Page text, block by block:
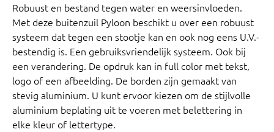
Robuust en bestand tegen water en weersinvloeden.
Met deze buitenzuil Pyloon beschikt u over een robuust
systeem dat tegen een stootje kan en ook nog eens U.V.-
bestendig is. Een gebruiksvriendelijk systeem. Ook bij
een verandering. De opdruk kan in full color met tekst,
logo of een afbeelding. De borden zijn gemaakt van
stevig aluminium. U kunt ervoor kiezen om de stijlvolle
aluminium beplating uit te voeren met belettering in
elke kleur of lettertype.